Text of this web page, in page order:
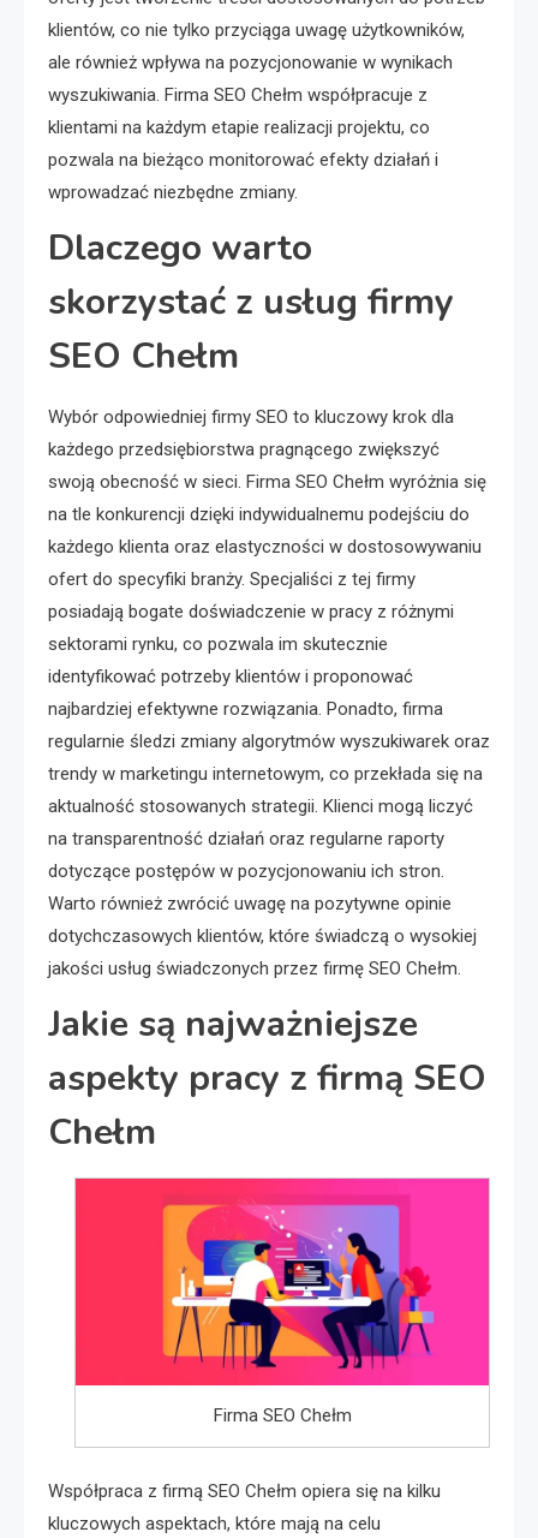
klientów, co nie tylko przyciąga uwagę użytkowników,
ale również wpływa na pozycjonowanie w wynikach
wyszukiwania. Firma SEO Chełm współpracuje z
klientami na każdym etapie realizacji projektu, co
pozwala na bieżąco monitorować efekty działań i
wprowadzać niezbędne zmiany.
Dlaczego warto
skorzystać z usług firmy
SEO Chełm
Wybór odpowiedniej firmy SEO to kluczowy krok dla
każdego przedsiębiorstwa pragnącego zwiększyć
swoją obecność w sieci. Firma SEO Chełm wyróżnia się
na tle konkurencji dzięki indywidualnemu podejściu do
każdego klienta oraz elastyczności w dostosowywaniu
ofert do specyfiki branży. Specjaliści z tej firmy
posiadają bogate doświadczenie w pracy z różnymi
sektorami rynku, co pozwala im skutecznie
identyfikować potrzeby klientów i proponować
najbardziej efektywne rozwiązania. Ponadto, firma
regularnie śledzi zmiany algorytmów wyszukiwarek oraz
trendy w marketingu internetowym, co przekłada się na
aktualność stosowanych strategii. Klienci mogą liczyć
na transparentność działań oraz regularne raporty
dotyczące postępów w pozycjonowaniu ich stron.
Warto również zwrócić uwagę na pozytywne opinie
dotychczasowych klientów, które świadczą o wysokiej
jakości usług świadczonych przez firmę SEO Chełm.
Jakie są najważniejsze
aspekty pracy z firmą SEO
Chełm
Firma SEO Chełm
Współpraca z firmą SEO Chełm opiera się na kilku
kluczowych aspektach, które mają na celu